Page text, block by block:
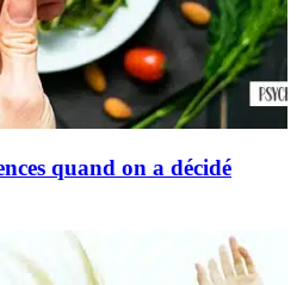
quand on a décidé